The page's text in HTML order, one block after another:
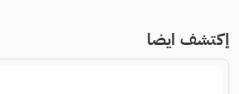
إكتشف ايضا